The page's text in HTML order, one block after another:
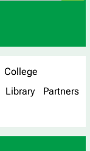
College
Library
Partners